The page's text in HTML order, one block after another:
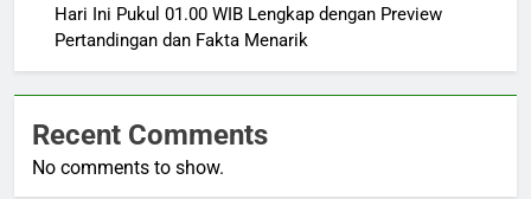
Hari Ini Pukul 01.00 WIB Lengkap dengan Preview
Pertandingan dan Fakta Menarik
Recent Comments
No comments to show.